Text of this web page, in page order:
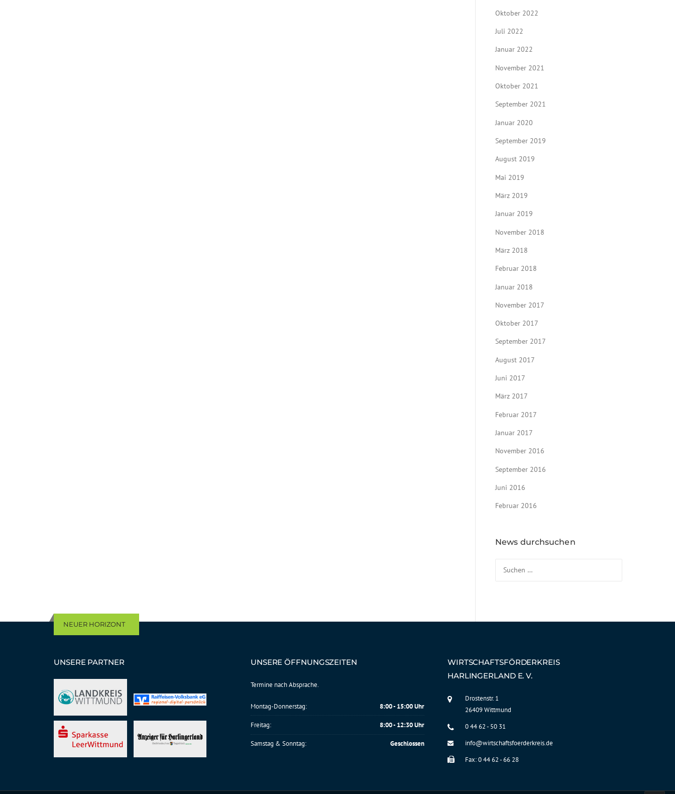
Oktober 2022
Juli 2022
Januar 2022
November 2021
Oktober 2021
September 2021
Januar 2020
September 2019
August 2019
Mai 2019
März 2019
Januar 2019
November 2018
März 2018
Februar 2018
Januar 2018
November 2017
Oktober 2017
September 2017
August 2017
Juni 2017
März 2017
Februar 2017
Januar 2017
November 2016
September 2016
Juni 2016
Februar 2016
News durchsuchen
NEUER HORIZONT
UNSERE PARTNER UNSERE ÖFFNUNGSZEITEN
Termine nach Absprache.
Montag-Donnerstag: 8:00 - 15:00 Uhr
Freitag: 8:00 - 12:30 Uhr
Samstag & Sonntag: Geschlossen
WIRTSCHAFTSFÖRDERKREIS
HARLINGERLAND E. V.
Drostenstr. 1
26409 Wittmund
0 44 62 - 50 31
info@wirtschaftsfoerderkreis.de
Fax: 0 44 62 - 66 28